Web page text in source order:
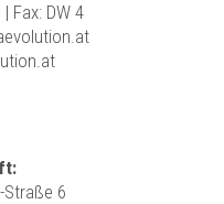
| Fax: DW 4
Straße 6